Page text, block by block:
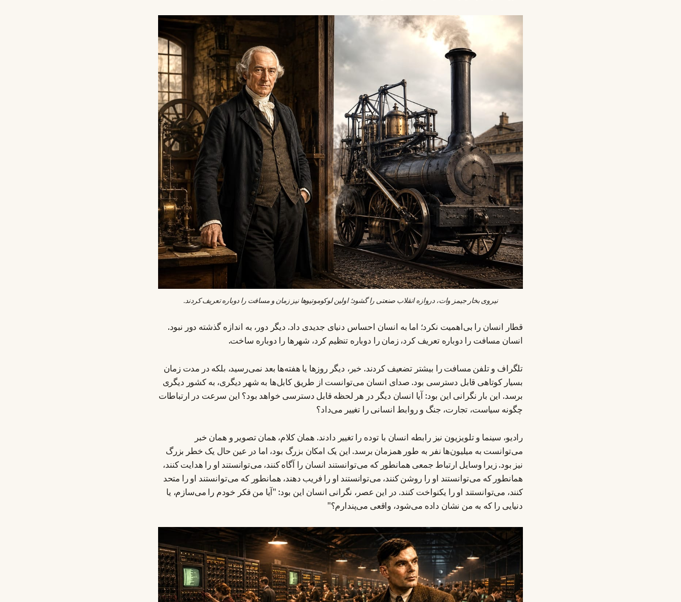
نیروی بخار جیمز وات، دروازه انقلاب صنعتی را گشود؛ اولین لوکوموتیوها نیز زمان و مسافت را دوباره تعریف کردند.
قطار انسان را بی‌اهمیت نکرد؛ اما به انسان احساس دنیای جدیدی داد. دیگر دور، به اندازه گذشته دور نبود.
انسان مسافت را دوباره تعریف کرد، زمان را دوباره تنظیم کرد، شهرها را دوباره ساخت.
تلگراف و تلفن مسافت را بیشتر تضعیف کردند. خبر، دیگر روزها یا هفته‌ها بعد نمی‌رسید، بلکه در مدت زمان
بسیار کوتاهی قابل دسترسی بود. صدای انسان می‌توانست از طریق کابل‌ها به شهر دیگری، به کشور دیگری
برسد. این بار نگرانی این بود: آیا انسان دیگر در هر لحظه قابل دسترسی خواهد بود؟ این سرعت در ارتباطات
چگونه سیاست، تجارت، جنگ و روابط انسانی را تغییر می‌داد؟
رادیو، سینما و تلویزیون نیز رابطه انسان با توده را تغییر دادند. همان کلام، همان تصویر و همان خبر
می‌توانست به میلیون‌ها نفر به طور همزمان برسد. این یک امکان بزرگ بود، اما در عین حال یک خطر بزرگ
نیز بود. زیرا وسایل ارتباط جمعی همانطور که می‌توانستند انسان را آگاه کنند، می‌توانستند او را هدایت کنند،
همانطور که می‌توانستند او را روشن کنند، می‌توانستند او را فریب دهند، همانطور که می‌توانستند او را متحد
کنند، می‌توانستند او را یکنواخت کنند. در این عصر، نگرانی انسان این بود: "آیا من فکر خودم را می‌سازم، یا
دنیایی را که به من نشان داده می‌شود، واقعی می‌پندارم؟"